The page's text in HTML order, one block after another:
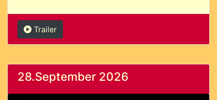
Trailer
28.September 2026